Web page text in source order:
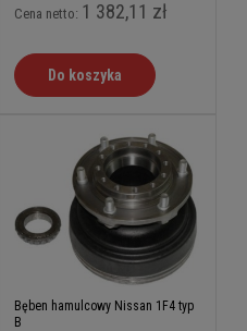
Cena netto: 1 382,11 zł
Do koszyka
Bęben hamulcowy Nissan 1F4 typ
B